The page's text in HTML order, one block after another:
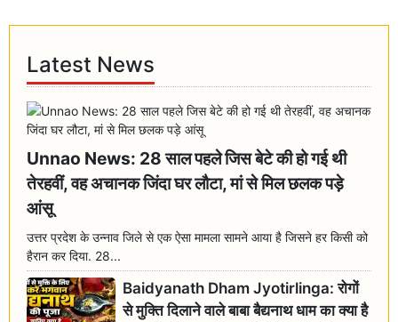
Latest News
Unnao News: 28 साल पहले जिस बेटे की हो गई थी
तेरहवीं, वह अचानक जिंदा घर लौटा, मां से मिल छलक पड़े
आंसू
उत्तर प्रदेश के उन्नाव जिले से एक ऐसा मामला सामने आया है जिसने हर किसी को
हैरान कर दिया. 28...
Baidyanath Dham Jyotirlinga: रोगों
से मुक्ति दिलाने वाले बाबा बैद्यनाथ धाम का क्या है